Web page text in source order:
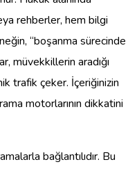
rehberler, hem bilgi
“boşanma sürecinde
müvekkillerin aradığı
trafik çeker. İçeriğinizin
motorlarının dikkatini
bağlantılıdır. Bu